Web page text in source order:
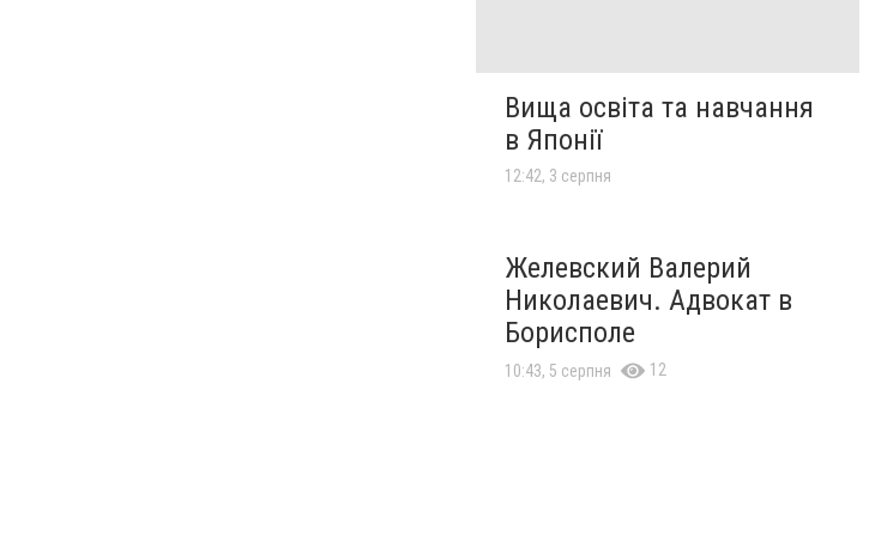
Вища освіта та навчання
в Японії
12:42, 3 серпня
Желевский Валерий
Николаевич. Адвокат в
Борисполе
10:43, 5 серпня 12